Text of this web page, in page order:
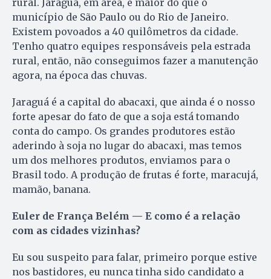
município de São Paulo ou do Rio de Janeiro.
Existem povoados a 40 quilômetros da cidade.
Tenho quatro equipes responsáveis pela estrada
rural, então, não conseguimos fazer a manutenção
agora, na época das chuvas.
Jaraguá é a capital do abacaxi, que ainda é o nosso
forte apesar do fato de que a soja está tomando
conta do campo. Os grandes produtores estão
aderindo à soja no lugar do abacaxi, mas temos
um dos melhores produtos, enviamos para o
Brasil todo. A produção de frutas é forte, maracujá,
mamão, banana.
Euler de França Belém — E como é a relação
com as cidades vizinhas?
Eu sou suspeito para falar, primeiro porque estive
nos bastidores, eu nunca tinha sido candidato a